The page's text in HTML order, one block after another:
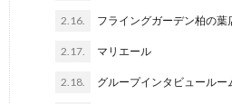
2.16. フライングガーデン柏の葉
2.17. マリエール
2.18. グループインタビュールー